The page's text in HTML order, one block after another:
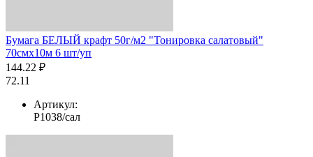
Бумага БЕЛЫЙ крафт 50г/м2 "Тонировка салатовый"
70смх10м 6 шт/уп
144.22 ₽
72.11
Артикул:
Р1038/сал